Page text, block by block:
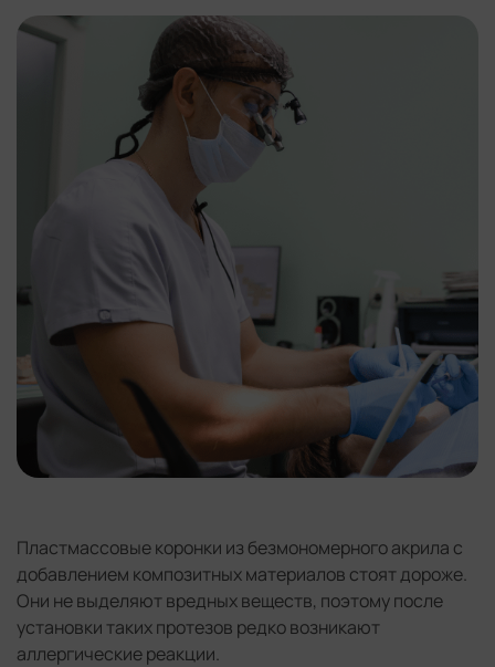
Пластмассовые коронки из безмономерного акрила с
добавлением композитных материалов стоят дороже.
Они не выделяют вредных веществ, поэтому после
установки таких протезов редко возникают
аллергические реакции.